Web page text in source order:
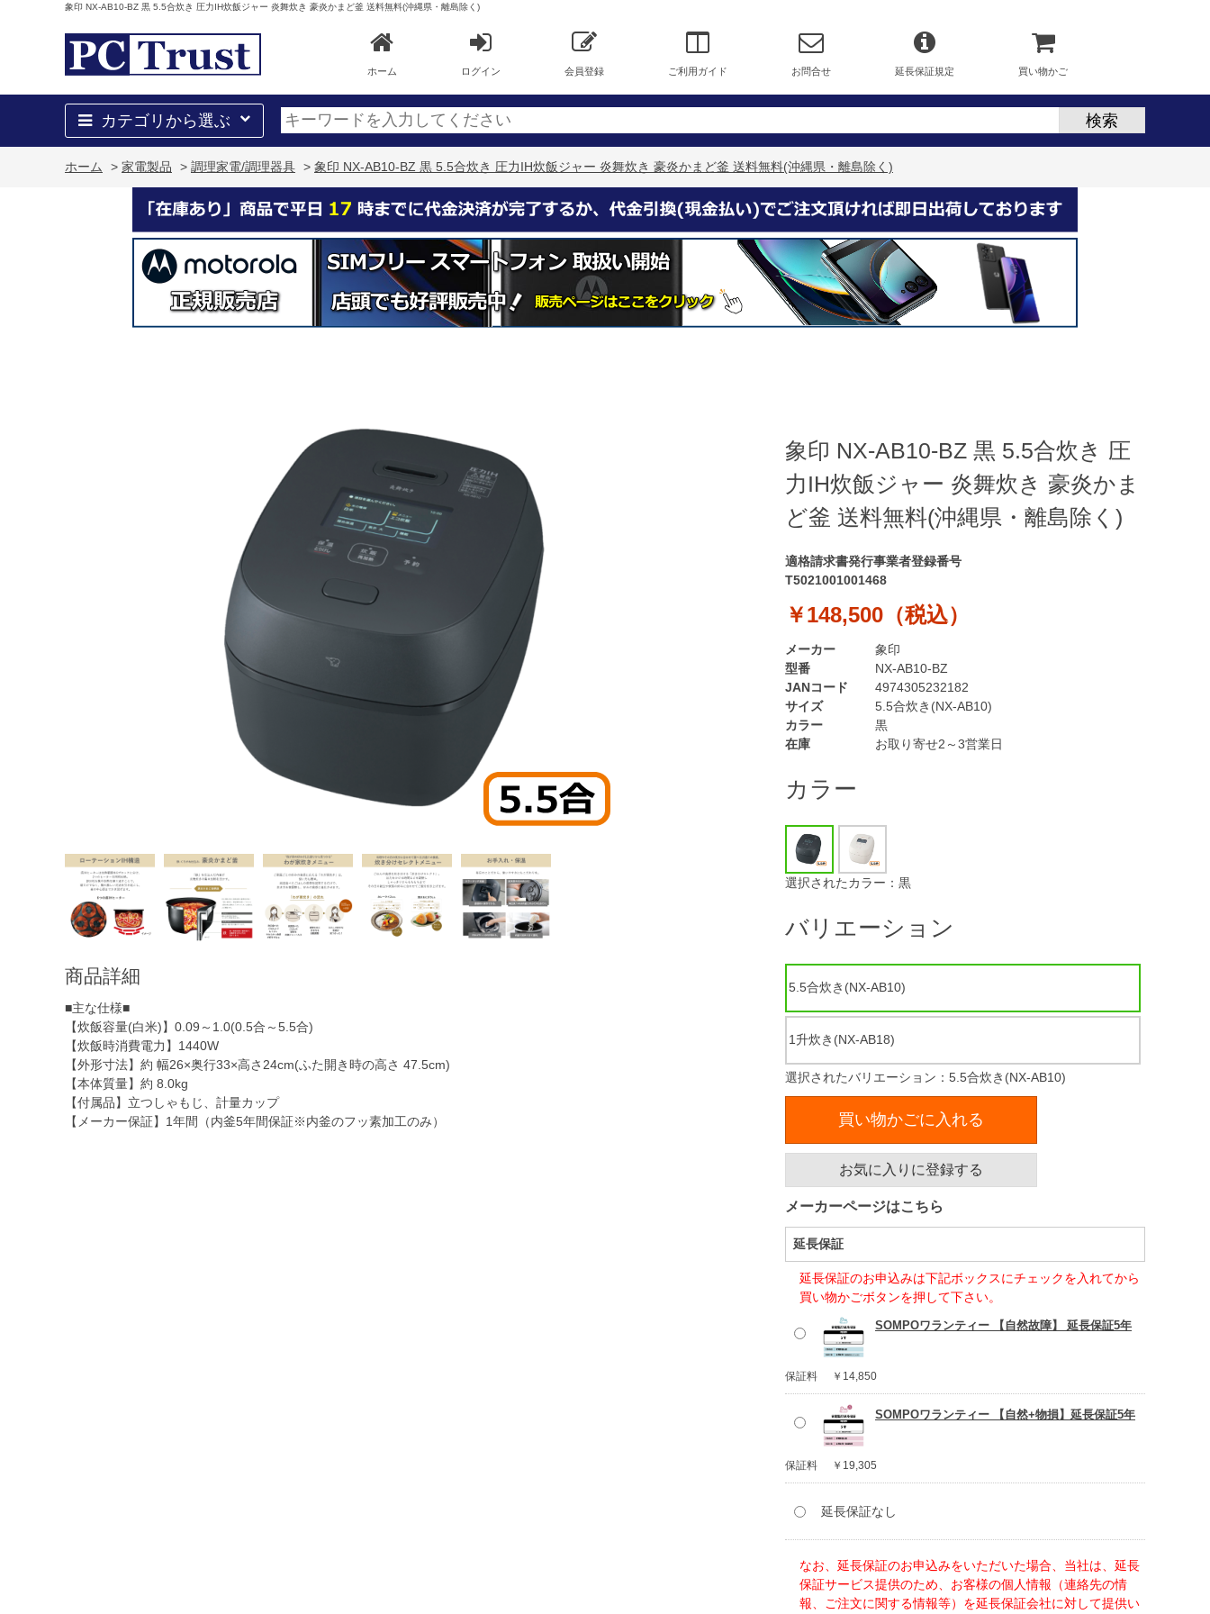
象印 NX-AB10-BZ 黒 5.5合炊き 圧力IH炊飯ジャー 炎舞炊き 豪炎かまど釜 送料無料(沖縄県・離島除く)
ホーム ログイン 会員登録 ご利用ガイド お問合せ 延長保証規定 買い物かご
カテゴリから選ぶ
ホーム > 家電製品 > 調理家電/調理器具 > 象印 NX-AB10-BZ 黒 5.5合炊き 圧力IH炊飯ジャー 炎舞炊き 豪炎かまど釜 送料無料(沖縄県・離島除く)
商品詳細
■主な仕様■
【炊飯容量(白米)】0.09～1.0(0.5合～5.5合)
【炊飯時消費電力】1440W
【外形寸法】約 幅26×奥行33×高さ24cm(ふた開き時の高さ 47.5cm)
【本体質量】約 8.0kg
【付属品】立つしゃもじ、計量カップ
【メーカー保証】1年間（内釜5年間保証※内釜のフッ素加工のみ）
象印 NX-AB10-BZ 黒 5.5合炊き 圧
力IH炊飯ジャー 炎舞炊き 豪炎かま
ど釜 送料無料(沖縄県・離島除く)
適格請求書発行事業者登録番号
T5021001001468
￥148,500（税込）
型番
NX-AB10-BZ
JANコード
4974305232182
サイズ
5.5合炊き(NX-AB10)
カラー
黒
在庫
お取り寄せ2～3営業日
メーカー 象印
カラー
選択されたカラー：黒
バリエーション
5.5合炊き(NX-AB10)
1升炊き(NX-AB18)
選択されたバリエーション：5.5合炊き(NX-AB10)
買い物かごに入れる
お気に入りに登録する
メーカーページはこちら
延長保証
延長保証のお申込みは下記ボックスにチェックを入れてから
買い物かごボタンを押して下さい。
SOMPOワランティー 【自然故障】 延長保証5年
保証料 ￥14,850
SOMPOワランティー 【自然+物損】延長保証5年
保証料 ￥19,305
延長保証なし
なお、延長保証のお申込みをいただいた場合、当社は、延長
保証サービス提供のため、お客様の個人情報（連絡先の情
報、ご注文に関する情報等）を延長保証会社に対して提供い